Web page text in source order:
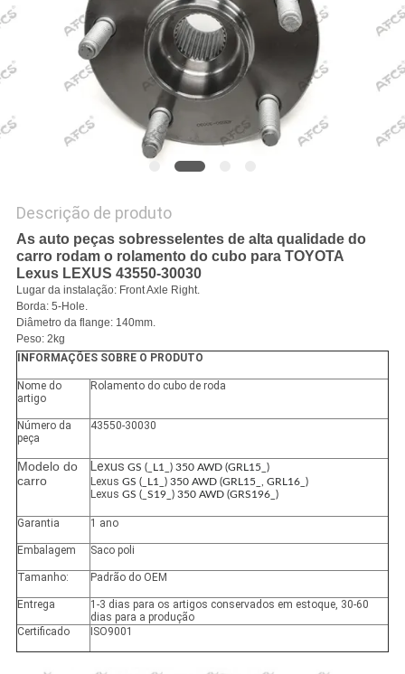
POLÍTICA
DE
PRIVACIDADE
Descrição de produto
As auto peças sobresselentes de alta qualidade do
carro rodam o rolamento do cubo para TOYOTA
Lexus LEXUS 43550-30030
Lugar da instalação: Front Axle Right.
Borda: 5-Hole.
Diâmetro da flange: 140mm.
Peso: 2kg
INFORMAÇÕES SOBRE O PRODUTO
Nome do
artigo
Rolamento do cubo de roda
Número da
peça
43550-30030
Modelo do
carro
Lexus GS (_L1_) 350 AWD (GRL15_)
Lexus GS (_L1_) 350 AWD (GRL15_, GRL16_)
Lexus GS (_S19_) 350 AWD (GRS196_)
Garantia 1 ano
Embalagem Saco poli
Tamanho: Padrão do OEM
Entrega
1-3 dias para os artigos conservados em estoque, 30-60
dias para a produção
Certificado
ISO9001